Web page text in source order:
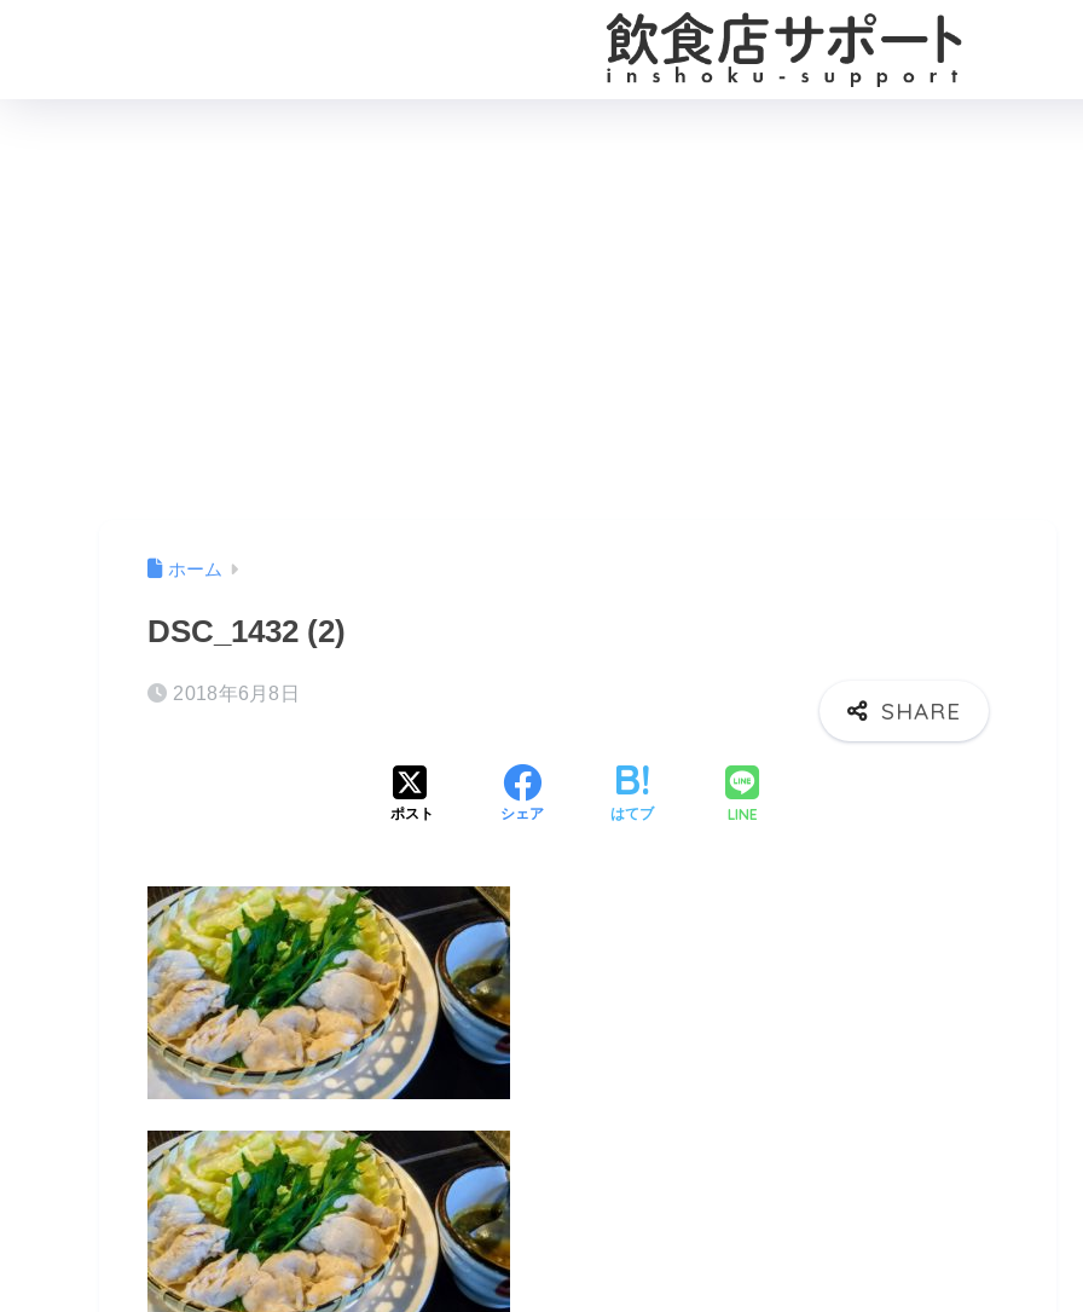
ホーム
DSC_1432 (2)
2018年6月8日
ポスト シェア はてブ LINE